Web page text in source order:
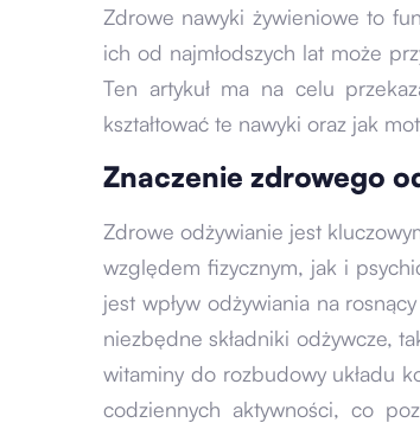
Zdrowe nawyki żywieniowe to
ich od najmłodszych lat może
Ten artykuł ma na celu
kształtować te nawyki oraz jak
Znaczenie zdrowego
Zdrowe odżywianie jest
względem fizycznym, jak i
jest wpływ odżywiania na
niezbędne składniki odżywcze,
witaminy do rozbudowy układu
codziennych aktywności, co